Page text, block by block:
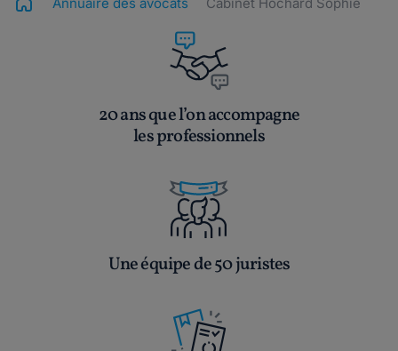
20 ans que l’on accompagne
les professionnels
Une équipe de 50 juristes